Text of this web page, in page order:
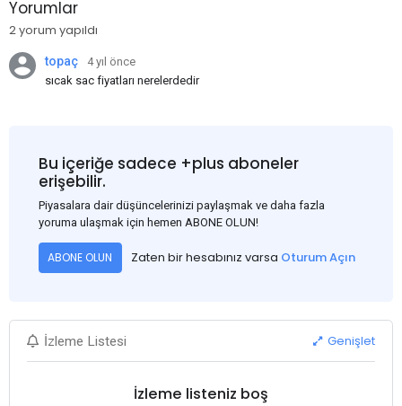
Yorumlar
2 yorum yapıldı
topaç
4 yıl önce
sıcak sac fiyatları nerelerdedir
Bu içeriğe sadece +plus aboneler
erişebilir.
Piyasalara dair düşüncelerinizi paylaşmak ve daha fazla
yoruma ulaşmak için hemen ABONE OLUN!
ABONE OLUN Zaten bir hesabınız varsa Oturum Açın
İzleme Listesi Genişlet
İzleme listeniz boş